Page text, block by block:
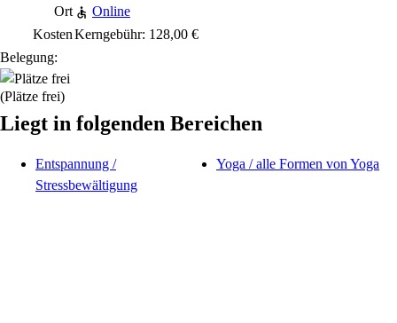
Ort
Online
KostenKerngebühr: 128,00 €
Belegung:
(Plätze frei)
Liegt in folgenden Bereichen
Entspannung /
Stressbewältigung
Yoga / alle Formen von Yoga